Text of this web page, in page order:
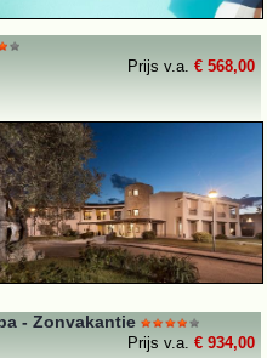
Prijs v.a. € 568,00
- Zonvakantie
Prijs v.a. € 934,00